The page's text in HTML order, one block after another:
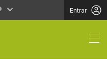
Entrar